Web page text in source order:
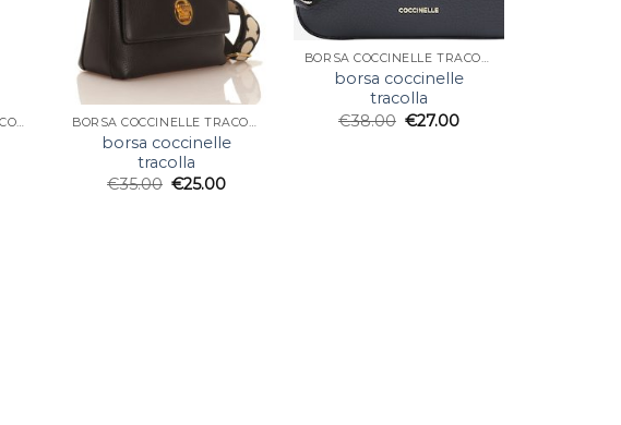
BORSA COCCINELLE TRACOLLA BORSA COCCINELLE TRACOLLA
borsa coccinelle
tracolla
€35.00 €25.00
BORSA COCCINELLE TRACOLLA
borsa coccinelle
tracolla
€38.00 €27.00